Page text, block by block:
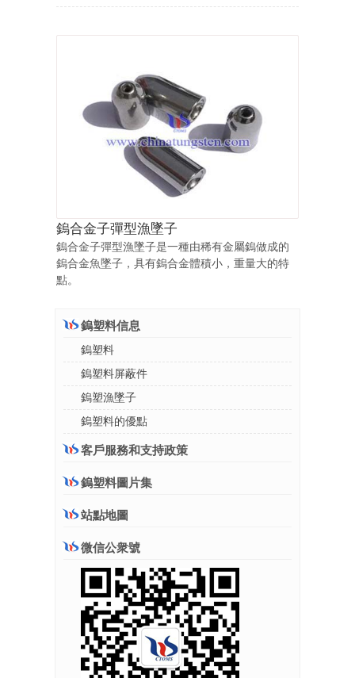
鎢合金子彈型漁墜子
鎢合金子彈型漁墜子是一種由稀有金屬鎢做成的
鎢合金魚墜子，具有鎢合金體積小，重量大的特
點。
鎢塑料信息
鎢塑料
鎢塑料屏蔽件
鎢塑漁墜子
鎢塑料的優點
客戶服務和支持政策
鎢塑料圖片集
站點地圖
微信公衆號